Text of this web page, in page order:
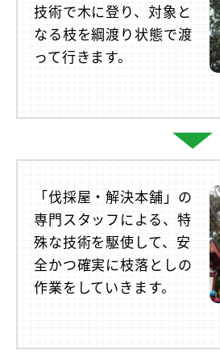
技術で木に登り、対象と
なる枝を綱渡り状態で渡
って行きます。
「伐採屋・解決本舗」の
専門スタッフによる、特
殊な技術を駆使して、安
全かつ確実に枝落としの
作業をしていきます。